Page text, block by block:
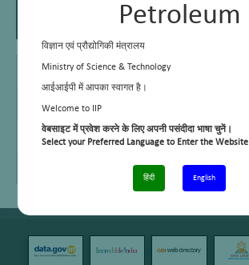
Petroleum
विज्ञान एवं प्रौद्योगिकी मंत्रालय
Ministry of Science & Technology
आईआईपी में आपका स्वागत है।
Welcome to IIP
वेबसाइट में प्रवेश करने के लिए अपनी पसंदीदा भाषा चुनें।
Select your Preferred Language to Enter the Website
हिंदी English
Diploma U P Technical Board, Lucknow
Telephone No. +91 – 1352525876